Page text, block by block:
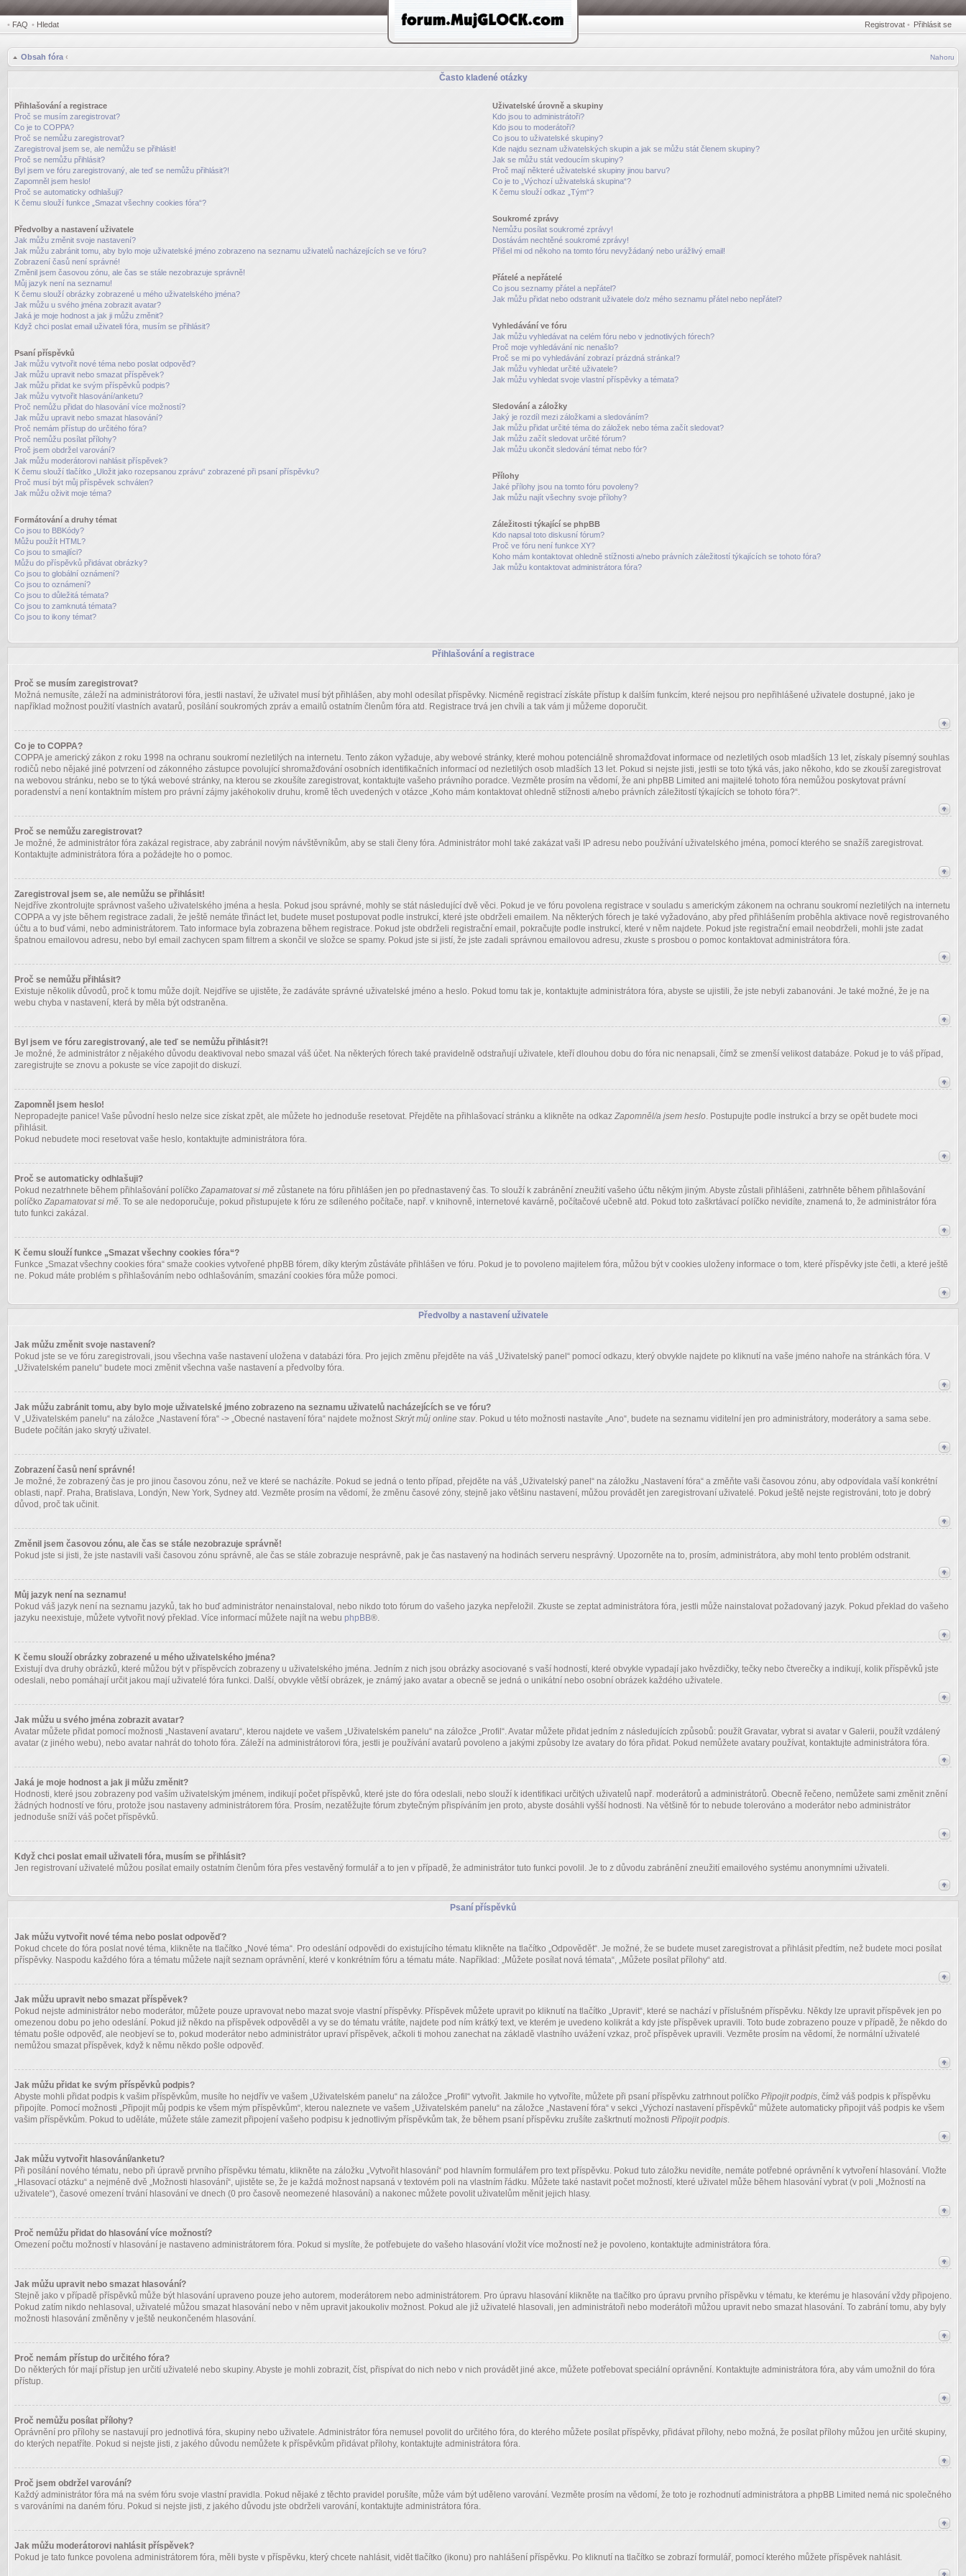
• FAQ • Hledat Registrovat • Přihlásit se
Obsah fóra ‹ Nahoru
Často kladené otázky
Přihlašování a registrace
Proč se musím zaregistrovat?
Co je to COPPA?
Proč se nemůžu zaregistrovat?
Zaregistroval jsem se, ale nemůžu se přihlásit!
Proč se nemůžu přihlásit?
Byl jsem ve fóru zaregistrovaný, ale teď se nemůžu přihlásit?!
Zapomněl jsem heslo!
Proč se automaticky odhlašuji?
K čemu slouží funkce „Smazat všechny cookies fóra“?
Předvolby a nastavení uživatele
Jak můžu změnit svoje nastavení?
Jak můžu zabránit tomu, aby bylo moje uživatelské jméno zobrazeno na seznamu uživatelů nacházejících se ve fóru?
Zobrazení časů není správné!
Změnil jsem časovou zónu, ale čas se stále nezobrazuje správně!
Můj jazyk není na seznamu!
K čemu slouží obrázky zobrazené u mého uživatelského jména?
Jak můžu u svého jména zobrazit avatar?
Jaká je moje hodnost a jak ji můžu změnit?
Když chci poslat email uživateli fóra, musím se přihlásit?
Psaní příspěvků
Jak můžu vytvořit nové téma nebo poslat odpověď?
Jak můžu upravit nebo smazat příspěvek?
Jak můžu přidat ke svým příspěvků podpis?
Jak můžu vytvořit hlasování/anketu?
Proč nemůžu přidat do hlasování více možností?
Jak můžu upravit nebo smazat hlasování?
Proč nemám přístup do určitého fóra?
Proč nemůžu posílat přílohy?
Proč jsem obdržel varování?
Jak můžu moderátorovi nahlásit příspěvek?
K čemu slouží tlačítko „Uložit jako rozepsanou zprávu“ zobrazené při psaní příspěvku?
Proč musí být můj příspěvek schválen?
Jak můžu oživit moje téma?
Formátování a druhy témat
Co jsou to BBKódy?
Můžu použít HTML?
Co jsou to smajlíci?
Můžu do příspěvků přidávat obrázky?
Co jsou to globální oznámení?
Co jsou to oznámení?
Co jsou to důležitá témata?
Co jsou to zamknutá témata?
Co jsou to ikony témat?
Uživatelské úrovně a skupiny
Kdo jsou to administrátoři?
Kdo jsou to moderátoři?
Co jsou to uživatelské skupiny?
Kde najdu seznam uživatelských skupin a jak se můžu stát členem skupiny?
Jak se můžu stát vedoucím skupiny?
Proč mají některé uživatelské skupiny jinou barvu?
Co je to „Výchozí uživatelská skupina“?
K čemu slouží odkaz „Tým“?
Soukromé zprávy
Nemůžu posílat soukromé zprávy!
Dostávám nechtěné soukromé zprávy!
Přišel mi od někoho na tomto fóru nevyžádaný nebo urážlivý email!
Přátelé a nepřátelé
Co jsou seznamy přátel a nepřátel?
Jak můžu přidat nebo odstranit uživatele do/z mého seznamu přátel nebo nepřátel?
Vyhledávání ve fóru
Jak můžu vyhledávat na celém fóru nebo v jednotlivých fórech?
Proč moje vyhledávání nic nenašlo?
Proč se mi po vyhledávání zobrazí prázdná stránka!?
Jak můžu vyhledat určité uživatele?
Jak můžu vyhledat svoje vlastní příspěvky a témata?
Sledování a záložky
Jaký je rozdíl mezi záložkami a sledováním?
Jak můžu přidat určité téma do záložek nebo téma začít sledovat?
Jak můžu začít sledovat určité fórum?
Jak můžu ukončit sledování témat nebo fór?
Přílohy
Jaké přílohy jsou na tomto fóru povoleny?
Jak můžu najít všechny svoje přílohy?
Záležitosti týkající se phpBB
Kdo napsal toto diskusní fórum?
Proč ve fóru není funkce XY?
Koho mám kontaktovat ohledně stížnosti a/nebo právních záležitostí týkajících se tohoto fóra?
Jak můžu kontaktovat administrátora fóra?
Přihlašování a registrace
Proč se musím zaregistrovat?
Možná nemusíte, záleží na administrátorovi fóra, jestli nastaví, že uživatel musí být přihlášen, aby mohl odesílat příspěvky. Nicméně registrací získáte přístup k dalším funkcím, které nejsou pro nepřihlášené uživatele dostupné, jako je
například možnost použití vlastních avatarů, posílání soukromých zpráv a emailů ostatním členům fóra atd. Registrace trvá jen chvíli a tak vám ji můžeme doporučit.
Co je to COPPA?
COPPA je americký zákon z roku 1998 na ochranu soukromí nezletilých na internetu. Tento zákon vyžaduje, aby webové stránky, které mohou potenciálně shromažďovat informace od nezletilých osob mladších 13 let, získaly písemný souhlas
rodičů nebo nějaké jiné potvrzení od zákonného zástupce povolující shromažďování osobních identifikačních informací od nezletilých osob mladších 13 let. Pokud si nejste jisti, jestli se toto týká vás, jako někoho, kdo se zkouší zaregistrovat
na webovou stránku, nebo se to týká webové stránky, na kterou se zkoušíte zaregistrovat, kontaktujte vašeho právního poradce. Vezměte prosím na vědomí, že ani phpBB Limited ani majitelé tohoto fóra nemůžou poskytovat právní
poradenství a není kontaktním místem pro právní zájmy jakéhokoliv druhu, kromě těch uvedených v otázce „Koho mám kontaktovat ohledně stížnosti a/nebo právních záležitostí týkajících se tohoto fóra?“.
Proč se nemůžu zaregistrovat?
Je možné, že administrátor fóra zakázal registrace, aby zabránil novým návštěvníkům, aby se stali členy fóra. Administrátor mohl také zakázat vaši IP adresu nebo používání uživatelského jména, pomocí kterého se snažíš zaregistrovat.
Kontaktujte administrátora fóra a požádejte ho o pomoc.
Zaregistroval jsem se, ale nemůžu se přihlásit!
Nejdříve zkontrolujte správnost vašeho uživatelského jména a hesla. Pokud jsou správné, mohly se stát následující dvě věci. Pokud je ve fóru povolena registrace v souladu s americkým zákonem na ochranu soukromí nezletilých na internetu
COPPA a vy jste během registrace zadali, že ještě nemáte třináct let, budete muset postupovat podle instrukcí, které jste obdrželi emailem. Na některých fórech je také vyžadováno, aby před přihlášením proběhla aktivace nově registrovaného
účtu a to buď vámi, nebo administrátorem. Tato informace byla zobrazena během registrace. Pokud jste obdrželi registrační email, pokračujte podle instrukcí, které v něm najdete. Pokud jste registrační email neobdrželi, mohli jste zadat
špatnou emailovou adresu, nebo byl email zachycen spam filtrem a skončil ve složce se spamy. Pokud jste si jistí, že jste zadali správnou emailovou adresu, zkuste s prosbou o pomoc kontaktovat administrátora fóra.
Proč se nemůžu přihlásit?
Existuje několik důvodů, proč k tomu může dojít. Nejdříve se ujistěte, že zadáváte správné uživatelské jméno a heslo. Pokud tomu tak je, kontaktujte administrátora fóra, abyste se ujistili, že jste nebyli zabanováni. Je také možné, že je na
webu chyba v nastavení, která by měla být odstraněna.
Byl jsem ve fóru zaregistrovaný, ale teď se nemůžu přihlásit?!
Je možné, že administrátor z nějakého důvodu deaktivoval nebo smazal váš účet. Na některých fórech také pravidelně odstraňují uživatele, kteří dlouhou dobu do fóra nic nenapsali, čímž se zmenší velikost databáze. Pokud je to váš případ,
zaregistrujte se znovu a pokuste se více zapojit do diskuzí.
Zapomněl jsem heslo!
Nepropadejte panice! Vaše původní heslo nelze sice získat zpět, ale můžete ho jednoduše resetovat. Přejděte na přihlašovací stránku a klikněte na odkaz Zapomněl/a jsem heslo. Postupujte podle instrukcí a brzy se opět budete moci
přihlásit.
Pokud nebudete moci resetovat vaše heslo, kontaktujte administrátora fóra.
Proč se automaticky odhlašuji?
Pokud nezatrhnete během přihlašování políčko Zapamatovat si mě zůstanete na fóru přihlášen jen po přednastavený čas. To slouží k zabránění zneužití vašeho účtu někým jiným. Abyste zůstali přihlášeni, zatrhněte během přihlašování
políčko Zapamatovat si mě. To se ale nedoporučuje, pokud přistupujete k fóru ze sdíleného počítače, např. v knihovně, internetové kavárně, počítačové učebně atd. Pokud toto zaškrtávací políčko nevidíte, znamená to, že administrátor fóra
tuto funkci zakázal.
K čemu slouží funkce „Smazat všechny cookies fóra“?
Funkce „Smazat všechny cookies fóra“ smaže cookies vytvořené phpBB fórem, díky kterým zůstáváte přihlášen ve fóru. Pokud je to povoleno majitelem fóra, můžou být v cookies uloženy informace o tom, které příspěvky jste četli, a které ještě
ne. Pokud máte problém s přihlašováním nebo odhlašováním, smazání cookies fóra může pomoci.
Předvolby a nastavení uživatele
Jak můžu změnit svoje nastavení?
Pokud jste se ve fóru zaregistrovali, jsou všechna vaše nastavení uložena v databázi fóra. Pro jejich změnu přejděte na váš „Uživatelský panel“ pomocí odkazu, který obvykle najdete po kliknutí na vaše jméno nahoře na stránkách fóra. V
„Uživatelském panelu“ budete moci změnit všechna vaše nastavení a předvolby fóra.
Jak můžu zabránit tomu, aby bylo moje uživatelské jméno zobrazeno na seznamu uživatelů nacházejících se ve fóru?
V „Uživatelském panelu“ na záložce „Nastavení fóra“ -> „Obecné nastavení fóra“ najdete možnostSkrýt můj online stav. Pokud u této možnosti nastavíte „Ano“, budete na seznamu viditelní jen pro administrátory, moderátory a sama sebe.
Budete počítán jako skrytý uživatel.
Zobrazení časů není správné!
Je možné, že zobrazený čas je pro jinou časovou zónu, než ve které se nacházíte. Pokud se jedná o tento případ, přejděte na váš „Uživatelský panel“ na záložku „Nastavení fóra“ a změňte vaši časovou zónu, aby odpovídala vaší konkrétní
oblasti, např. Praha, Bratislava, Londýn, New York, Sydney atd. Vezměte prosím na vědomí, že změnu časové zóny, stejně jako většinu nastavení, můžou provádět jen zaregistrovaní uživatelé. Pokud ještě nejste registrováni, toto je dobrý
důvod, proč tak učinit.
Změnil jsem časovou zónu, ale čas se stále nezobrazuje správně!
Pokud jste si jisti, že jste nastavili vaši časovou zónu správně, ale čas se stále zobrazuje nesprávně, pak je čas nastavený na hodinách serveru nesprávný. Upozorněte na to, prosím, administrátora, aby mohl tento problém odstranit.
Můj jazyk není na seznamu!
Pokud váš jazyk není na seznamu jazyků, tak ho buď administrátor nenainstaloval, nebo nikdo toto fórum do vašeho jazyka nepřeložil. Zkuste se zeptat administrátora fóra, jestli může nainstalovat požadovaný jazyk. Pokud překlad do vašeho
jazyku neexistuje, můžete vytvořit nový překlad. Více informací můžete najít na webu phpBB®.
K čemu slouží obrázky zobrazené u mého uživatelského jména?
Existují dva druhy obrázků, které můžou být v příspěvcích zobrazeny u uživatelského jména. Jedním z nich jsou obrázky asociované s vaší hodností, které obvykle vypadají jako hvězdičky, tečky nebo čtverečky a indikují, kolik příspěvků jste
odeslali, nebo pomáhají určit jakou mají uživatelé fóra funkci. Další, obvykle větší obrázek, je známý jako avatar a obecně se jedná o unikátní nebo osobní obrázek každého uživatele.
Jak můžu u svého jména zobrazit avatar?
Avatar můžete přidat pomocí možnosti „Nastavení avataru“, kterou najdete ve vašem „Uživatelském panelu“ na záložce „Profil“. Avatar můžete přidat jedním z následujících způsobů: použít Gravatar, vybrat si avatar v Galerii, použít vzdálený
avatar (z jiného webu), nebo avatar nahrát do tohoto fóra. Záleží na administrátorovi fóra, jestli je používání avatarů povoleno a jakými způsoby lze avatary do fóra přidat. Pokud nemůžete avatary používat, kontaktujte administrátora fóra.
Jaká je moje hodnost a jak ji můžu změnit?
Hodnosti, které jsou zobrazeny pod vaším uživatelským jménem, indikují počet příspěvků, které jste do fóra odeslali, nebo slouží k identifikaci určitých uživatelů např. moderátorů a administrátorů. Obecně řečeno, nemůžete sami změnit znění
žádných hodností ve fóru, protože jsou nastaveny administrátorem fóra. Prosím, nezatěžujte fórum zbytečným přispíváním jen proto, abyste dosáhli vyšší hodnosti. Na většině fór to nebude tolerováno a moderátor nebo administrátor
jednoduše sníží váš počet příspěvků.
Když chci poslat email uživateli fóra, musím se přihlásit?
Jen registrovaní uživatelé můžou posílat emaily ostatním členům fóra přes vestavěný formulář a to jen v případě, že administrátor tuto funkci povolil. Je to z důvodu zabránění zneužití emailového systému anonymními uživateli.
Psaní příspěvků
Jak můžu vytvořit nové téma nebo poslat odpověď?
Pokud chcete do fóra poslat nové téma, klikněte na tlačítko „Nové téma“. Pro odeslání odpovědi do existujícího tématu klikněte na tlačítko „Odpovědět“. Je možné, že se budete muset zaregistrovat a přihlásit předtím, než budete moci posílat
příspěvky. Naspodu každého fóra a tématu můžete najít seznam oprávnění, které v konkrétním fóru a tématu máte. Například: „Můžete posílat nová témata“, „Můžete posílat přílohy“ atd.
Jak můžu upravit nebo smazat příspěvek?
Pokud nejste administrátor nebo moderátor, můžete pouze upravovat nebo mazat svoje vlastní příspěvky. Příspěvek můžete upravit po kliknutí na tlačítko „Upravit“, které se nachází v příslušném příspěvku. Někdy lze upravit příspěvek jen po
omezenou dobu po jeho odeslání. Pokud již někdo na příspěvek odpověděl a vy se do tématu vrátíte, najdete pod ním krátký text, ve kterém je uvedeno kolikrát a kdy jste příspěvek upravili. Toto bude zobrazeno pouze v případě, že někdo do
tématu pošle odpověď, ale neobjeví se to, pokud moderátor nebo administrátor upraví příspěvek, ačkoli ti mohou zanechat na základě vlastního uvážení vzkaz, proč příspěvek upravili. Vezměte prosím na vědomí, že normální uživatelé
nemůžou smazat příspěvek, když k němu někdo pošle odpověď.
Jak můžu přidat ke svým příspěvků podpis?
Abyste mohli přidat podpis k vašim příspěvkům, musíte ho nejdřív ve vašem „Uživatelském panelu“ na záložce „Profil“ vytvořit. Jakmile ho vytvoříte, můžete při psaní příspěvku zatrhnout políčko Připojit podpis, čímž váš podpis k příspěvku
připojíte. Pomocí možnosti „Připojit můj podpis ke všem mým příspěvkům“, kterou naleznete ve vašem „Uživatelském panelu“ na záložce „Nastavení fóra“ v sekci „Výchozí nastavení příspěvků“ můžete automaticky připojit váš podpis ke všem
vašim příspěvkům. Pokud to uděláte, můžete stále zamezit připojení vašeho podpisu k jednotlivým příspěvkům tak, že během psaní příspěvku zrušíte zaškrtnutí možnosti Připojit podpis.
Jak můžu vytvořit hlasování/anketu?
Při posílání nového tématu, nebo při úpravě prvního příspěvku tématu, klikněte na záložku „Vytvořit hlasování“ pod hlavním formulářem pro text příspěvku. Pokud tuto záložku nevidíte, nemáte potřebné oprávnění k vytvoření hlasování. Vložte
„Hlasovací otázku“ a nejméně dvě „Možnosti hlasování“, ujistěte se, že je každá možnost napsaná v textovém poli na vlastním řádku. Můžete také nastavit počet možností, které uživatel může během hlasování vybrat (v poli „Možností na
uživatele“), časové omezení trvání hlasování ve dnech (0 pro časově neomezené hlasování) a nakonec můžete povolit uživatelům měnit jejich hlasy.
Proč nemůžu přidat do hlasování více možností?
Omezení počtu možností v hlasování je nastaveno administrátorem fóra. Pokud si myslíte, že potřebujete do vašeho hlasování vložit více možností než je povoleno, kontaktujte administrátora fóra.
Jak můžu upravit nebo smazat hlasování?
Stejně jako v případě příspěvků může být hlasování upraveno pouze jeho autorem, moderátorem nebo administrátorem. Pro úpravu hlasování klikněte na tlačítko pro úpravu prvního příspěvku v tématu, ke kterému je hlasování vždy připojeno.
Pokud zatím nikdo nehlasoval, uživatelé můžou smazat hlasování nebo v něm upravit jakoukoliv možnost. Pokud ale již uživatelé hlasovali, jen administrátoři nebo moderátoři můžou upravit nebo smazat hlasování. To zabrání tomu, aby byly
možnosti hlasování změněny v ještě neukončeném hlasování.
Proč nemám přístup do určitého fóra?
Do některých fór mají přístup jen určití uživatelé nebo skupiny. Abyste je mohli zobrazit, číst, přispívat do nich nebo v nich provádět jiné akce, můžete potřebovat speciální oprávnění. Kontaktujte administrátora fóra, aby vám umožnil do fóra
přístup.
Proč nemůžu posílat přílohy?
Oprávnění pro přílohy se nastavují pro jednotlivá fóra, skupiny nebo uživatele. Administrátor fóra nemusel povolit do určitého fóra, do kterého můžete posílat příspěvky, přidávat přílohy, nebo možná, že posílat přílohy můžou jen určité skupiny,
do kterých nepatříte. Pokud si nejste jisti, z jakého důvodu nemůžete k příspěvkům přidávat přílohy, kontaktujte administrátora fóra.
Proč jsem obdržel varování?
Každý administrátor fóra má na svém fóru svoje vlastní pravidla. Pokud nějaké z těchto pravidel porušíte, může vám být uděleno varování. Vezměte prosím na vědomí, že toto je rozhodnutí administrátora a phpBB Limited nemá nic společného
s varováními na daném fóru. Pokud si nejste jisti, z jakého důvodu jste obdrželi varování, kontaktujte administrátora fóra.
Jak můžu moderátorovi nahlásit příspěvek?
Pokud je tato funkce povolena administrátorem fóra, měli byste v příspěvku, který chcete nahlásit, vidět tlačítko (ikonu) pro nahlášení příspěvku. Po kliknutí na tlačítko se zobrazí formulář, pomocí kterého můžete příspěvek nahlásit.